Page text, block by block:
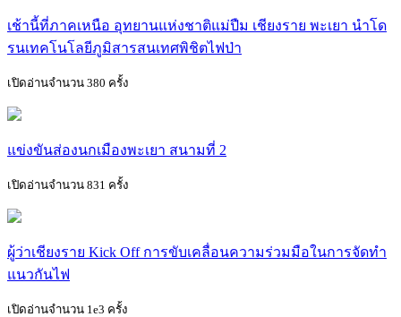
เช้านี้ที่ภาคเหนือ อุทยานแห่งชาติแม่ปืม เชียงราย พะเยา นำโด
รนเทคโนโลยีภูมิสารสนเทศพิชิตไฟป่า
เปิดอ่านจำนวน 380 ครั้ง
แข่งขันส่องนกเมืองพะเยา สนามที่ 2
เปิดอ่านจำนวน 831 ครั้ง
ผู้ว่าเชียงราย Kick Off การขับเคลื่อนความร่วมมือในการจัดทำ
แนวกันไฟ
เปิดอ่านจำนวน 1e3 ครั้ง